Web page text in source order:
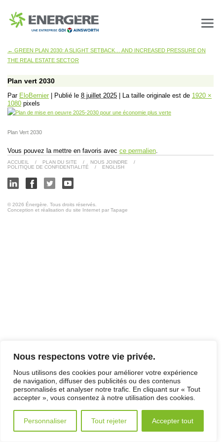
Nous respectons votre vie privée.
Nous utilisons des cookies pour améliorer votre expérience
de navigation, diffuser des publicités ou des contenus
personnalisés et analyser notre trafic. En cliquant sur « Tout
accepter », vous consentez à notre utilisation des cookies.
Personnaliser Tout rejeter Accepter tout
← GREEN PLAN 2030: A SLIGHT SETBACK… AND INCREASED PRESSURE ON
THE REAL ESTATE SECTOR
Plan vert 2030
Par EloBernier Publié le 8 juillet 2025 La taille originale est de 1920 ×
1080 pixels
Plan Vert 2030
Vous pouvez la mettre en favoris avec ce permalien
ACCUEIL / PLAN DU SITE / NOUS JOINDRE
/
POLITIQUE DE CONFIDENTIALITÉ
/ ENGLISH
© 2026 Énergère. Tous droits réservés.
Conception et réalisation du site Internet par Tapage